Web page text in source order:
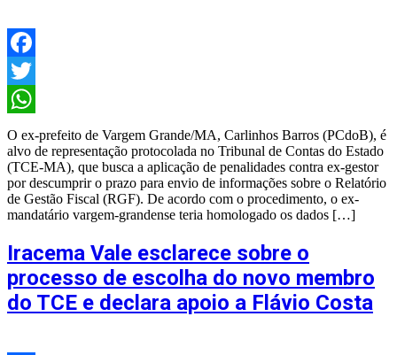
Facebook
Twitter
WhatsApp
O ex-prefeito de Vargem Grande/MA, Carlinhos Barros (PCdoB), é
alvo de representação protocolada no Tribunal de Contas do Estado
(TCE-MA), que busca a aplicação de penalidades contra ex-gestor
por descumprir o prazo para envio de informações sobre o Relatório
de Gestão Fiscal (RGF). De acordo com o procedimento, o ex-
mandatário vargem-grandense teria homologado os dados […]
Iracema Vale esclarece sobre o
processo de escolha do novo membro
do TCE e declara apoio a Flávio Costa